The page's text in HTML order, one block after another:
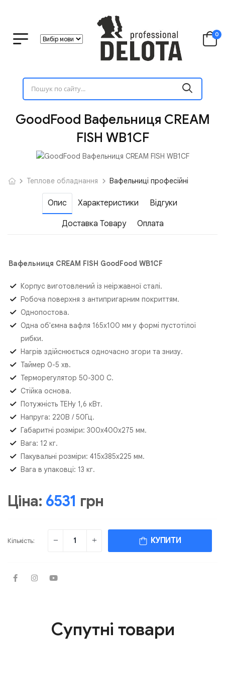
0
GoodFood Вафельниця CREAM
FISH WB1CF
Теплове обладнання Вафельниці професійні
Опис Характеристики Відгуки
Доставка Товару Оплата
Вафельниця CREAM FISH GoodFood WB1CF
Корпус виготовлений із неіржавної сталі.
Робоча поверхня з антипригарним покриттям.
Однопостова.
Одна об'ємна вафля 165х100 мм у формі пустотілої
рибки.
Нагрів здійснюється одночасно згори та знизу.
Таймер 0-5 хв.
Терморегулятор 50-300 С.
Стійка основа.
Потужність ТЕНу 1,6 кВт.
Напруга: 220В / 50Гц.
Габаритні розміри: 300х400х275 мм.
Вага: 12 кг.
Пакувальні розміри: 415х385х225 мм.
Вага в упаковці: 13 кг.
Ціна: 6531 грн
Кількість: КУПИТИ
Супутні товари